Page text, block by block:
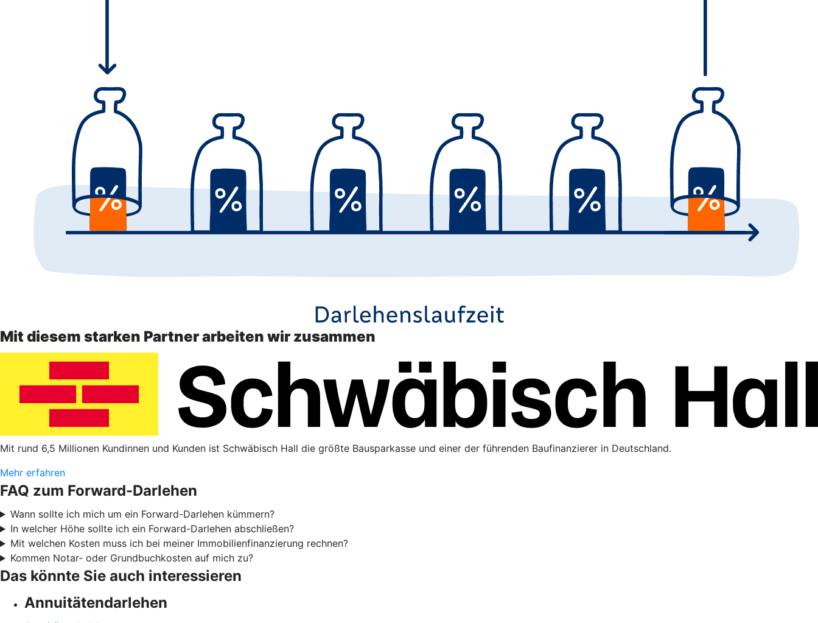
Mit diesem starken Partner arbeiten wir zusammen
Mit rund 6,5 Millionen Kundinnen und Kunden ist Schwäbisch Hall die größte Bausparkasse und einer der führenden Baufinanzierer in Deutschland.
Mehr erfahren
FAQ zum Forward-Darlehen
Wann sollte ich mich um ein Forward-Darlehen kümmern?
In welcher Höhe sollte ich ein Forward-Darlehen abschließen?
Mit welchen Kosten muss ich bei meiner Immobilienfinanzierung rechnen?
Kommen Notar- oder Grundbuchkosten auf mich zu?
Das könnte Sie auch interessieren
Annuitätendarlehen